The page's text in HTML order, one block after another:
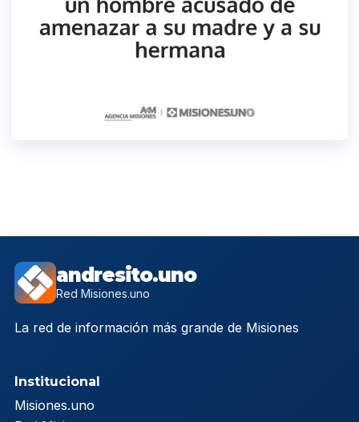
andresito.uno
Red Misiones.uno
La red de información más grande de Misiones
Institucional
Misiones.uno